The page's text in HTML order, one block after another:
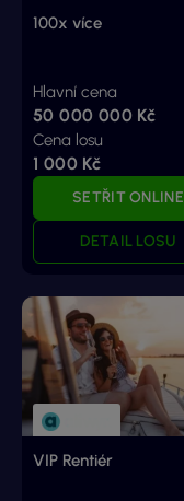
100x více
Hlavní cena
50 000 000 Kč
Cena losu
1 000 Kč
SETŘIT ONLINE
DETAIL LOSU
VIP Rentiér